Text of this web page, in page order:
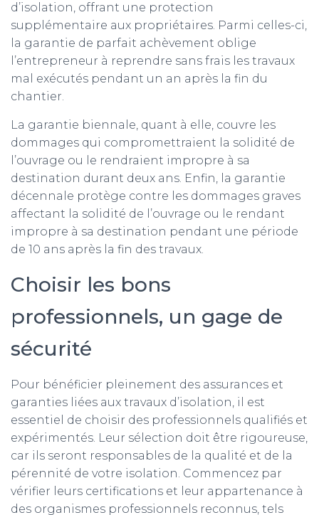
d’isolation, offrant une protection
supplémentaire aux propriétaires. Parmi celles-ci,
la garantie de parfait achèvement oblige
l’entrepreneur à reprendre sans frais les travaux
mal exécutés pendant un an après la fin du
chantier.
La garantie biennale, quant à elle, couvre les
dommages qui compromettraient la solidité de
l’ouvrage ou le rendraient impropre à sa
destination durant deux ans. Enfin, la garantie
décennale protège contre les dommages graves
affectant la solidité de l’ouvrage ou le rendant
impropre à sa destination pendant une période
de 10 ans après la fin des travaux.
Choisir les bons
professionnels, un gage de
sécurité
Pour bénéficier pleinement des assurances et
garanties liées aux travaux d’isolation, il est
essentiel de choisir des professionnels qualifiés et
expérimentés. Leur sélection doit être rigoureuse,
car ils seront responsables de la qualité et de la
pérennité de votre isolation. Commencez par
vérifier leurs certifications et leur appartenance à
des organismes professionnels reconnus, tels